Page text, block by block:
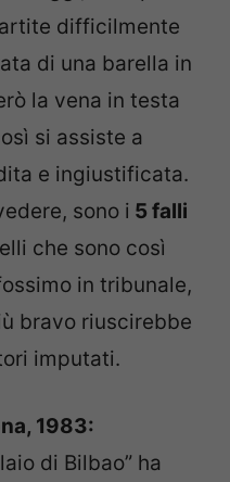
difficilmente
di una barella in
la vena in testa
si assiste a
e ingiustificata.
sono i 5 falli
che sono così
in tribunale,
bravo riuscirebbe
imputati.
1983:
di Bilbao” ha